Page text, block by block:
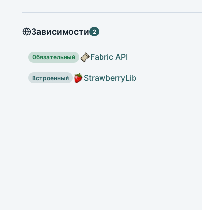
Зависимости 2
Обязательный Fabric API
Встроенный StrawberryLib